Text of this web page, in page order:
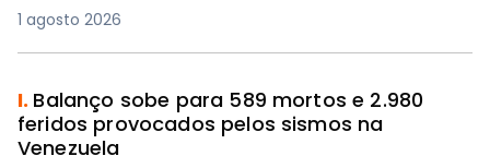
1 agosto 2026
I. Balanço sobe para 589 mortos e 2.980
feridos provocados pelos sismos na
Venezuela